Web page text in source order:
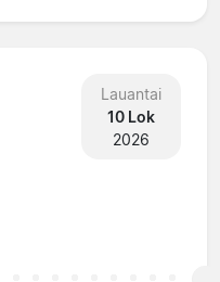
Lauantai
10 Lok
2026